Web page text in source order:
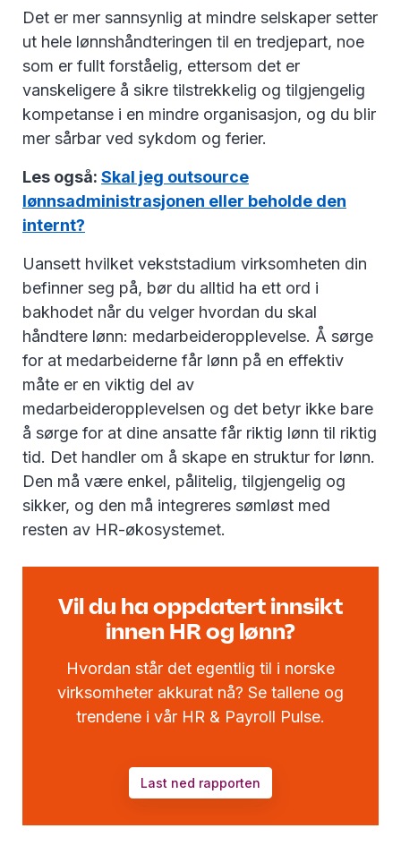
Det er mer sannsynlig at mindre selskaper setter
ut hele lønnshåndteringen til en tredjepart, noe
som er fullt forståelig, ettersom det er
vanskeligere å sikre tilstrekkelig og tilgjengelig
kompetanse i en mindre organisasjon, og du blir
mer sårbar ved sykdom og ferier.
Les også: Skal jeg outsource
lønnsadministrasjonen eller beholde den
internt?
Uansett hvilket vekststadium virksomheten din
befinner seg på, bør du alltid ha ett ord i
bakhodet når du velger hvordan du skal
håndtere lønn: medarbeideropplevelse. Å sørge
for at medarbeiderne får lønn på en effektiv
måte er en viktig del av
medarbeideropplevelsen og det betyr ikke bare
å sørge for at dine ansatte får riktig lønn til riktig
tid. Det handler om å skape en struktur for lønn.
Den må være enkel, pålitelig, tilgjengelig og
sikker, og den må integreres sømløst med
resten av HR-økosystemet.
Vil du ha oppdatert innsikt
innen HR og lønn?
Hvordan står det egentlig til i norske
virksomheter akkurat nå? Se tallene og
trendene i vår HR & Payroll Pulse.
Last ned rapporten